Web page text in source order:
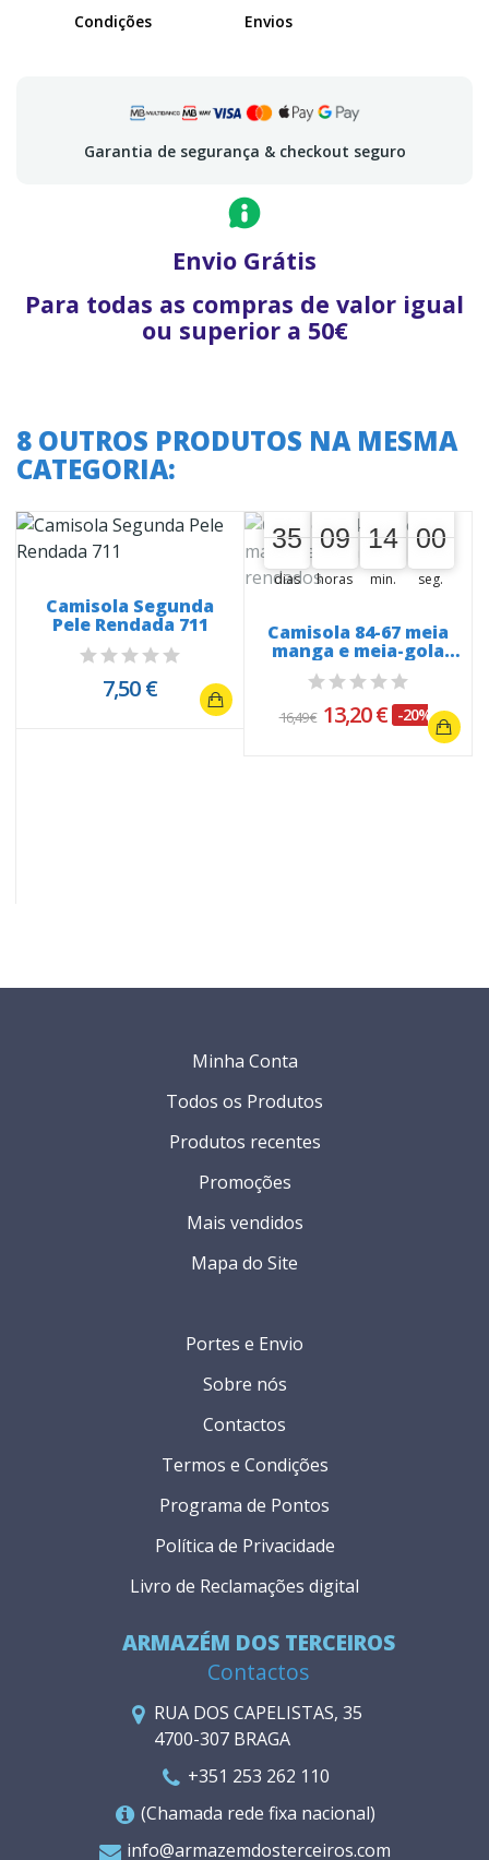
Condições Envios
Garantia de segurança & checkout seguro
Envio Grátis
Para todas as compras de valor igual
ou superior a 50€
8 OUTROS PRODUTOS NA MESMA
CATEGORIA:
Camisola Segunda
Pele Rendada 711
7,50 €
35
35
00
dias
09
09
00
horas
14
13
14
min.
00
59
00
seg.
Camisola 84-67 meia
manga e meia-gola
rendados
16,49 € 13,20 € -20%
ARMAZÉM DOS TERCEIROS
Contactos
RUA DOS CAPELISTAS, 35
4700-307 BRAGA
+351 253 262 110
(Chamada rede fixa nacional)
info@armazemdosterceiros.com
Portes e Envio
Sobre nós
Contactos
Termos e Condições
Programa de Pontos
Política de Privacidade
Livro de Reclamações digital
Minha Conta
Todos os Produtos
Produtos recentes
Promoções
Mais vendidos
Mapa do Site